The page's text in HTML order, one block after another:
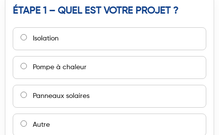
ÉTAPE 1 – QUEL EST VOTRE PROJET ?
Isolation
Pompe à chaleur
Panneaux solaires
Autre